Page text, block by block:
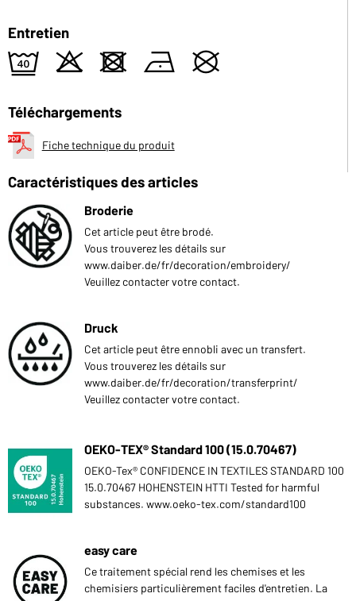
Entretien
9 o d n U
Téléchargements
Fiche technique du produit
Caractéristiques des articles
Broderie
Cet article peut être brodé.
Vous trouverez les détails sur
www.daiber.de/fr/decoration/embroidery/
Veuillez contacter votre contact.
Druck
Cet article peut être ennobli avec un transfert.
Vous trouverez les détails sur
www.daiber.de/fr/decoration/transferprint/
Veuillez contacter votre contact.
OEKO-TEX® Standard 100 (15.0.70467)
OEKO-Tex® CONFIDENCE IN TEXTILES STANDARD 100
15.0.70467 HOHENSTEIN HTTI Tested for harmful
substances. www.oeko-tex.com/standard100
easy care
Ce traitement spécial rend les chemises et les
chemisiers particulièrement faciles d'entretien. La